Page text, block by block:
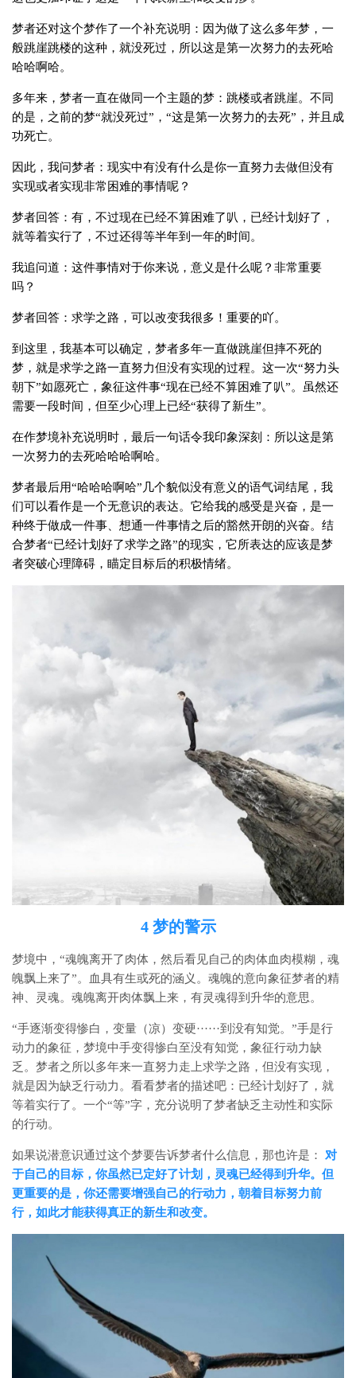
梦者还对这个梦作了一个补充说明：因为做了这么多年梦，一
般跳崖跳楼的这种，就没死过，所以这是第一次努力的去死哈
哈哈啊哈。
多年来，梦者一直在做同一个主题的梦：跳楼或者跳崖。不同
的是，之前的梦“就没死过”，“这是第一次努力的去死”，并且成
功死亡。
因此，我问梦者：现实中有没有什么是你一直努力去做但没有
实现或者实现非常困难的事情呢？
梦者回答：有，不过现在已经不算困难了叭 ，已经计划好了，
就等着实行了，不过还得等半年到一年的时间。
我追问道：这件事情对于你来说，意义是什么呢？非常重要
吗？
梦者回答：求学之路，可以改变我很多！重要的吖。
到这里，我基本可以确定，梦者多年一直做跳崖但摔不死的
梦，就是求学之路一直努力但没有实现的过程。这一次“努力头
朝下”如愿死亡，象征这件事“现在已经不算困难了叭”。虽然还
需要一段时间，但至少心理上已经“获得了新生”。
在作梦境补充说明时，最后一句话令我印象深刻：所以这是第
一次努力的去死哈哈哈啊哈。
梦者最后用“哈哈哈啊哈”几个貌似没有意义的语气词结尾，我
们可以看作是一个无意识的表达。它给我的感受是兴奋，是一
种终于做成一件事、想通一件事情之后的豁然开朗的兴奋。结
合梦者“已经计划好了求学之路”的现实，它所表达的应该是梦
者突破心理障碍， 瞄定目标后的积极情绪。
4 梦的警示
梦境中，“魂魄离开了肉体，然后看见自己的肉体血肉模糊，魂
魄飘上来了”。血具有生或死的涵义。魂魄的意向象征梦者的精
神、灵魂。魂魄离开肉体飘上来，有灵魂得到升华的意思。
“手逐渐变得惨白，变量（凉）变硬······到没有知觉。”手是行
动力的象征，梦境中手变得惨白至没有知觉，象征行动力缺
乏。梦者之所以多年来一直努力走上求学之路，但没有实现，
就是因为缺乏行动力。看看梦者的描述吧：已经计划好了，就
等着实行了。一个“等”字，充分说明了梦者缺乏主动性和实际
的行动。
如果说潜意识通过这个梦要告诉梦者什么信息，那也许是：
对
于自己的目标，你虽然已定好了计划，灵魂已经得到升华。但
更重要的是，你还需要增强自己的行动力，朝着目标努力前
行，如此才能获得真正的新生和改变。